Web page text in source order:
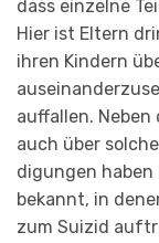
dass einzelne
Hier ist Eltern
ihren Kindern
auffallen.
auch über
digungen haben
bekannt, in
zum Suizid